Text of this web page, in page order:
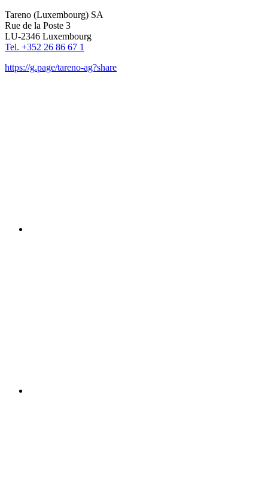
Tareno (Luxem­bourg) SA
Rue de la Poste 3
LU-2346 Luxem­bourg
Tel. +352 26 86 67 1
https://g.page/tareno-ag?share